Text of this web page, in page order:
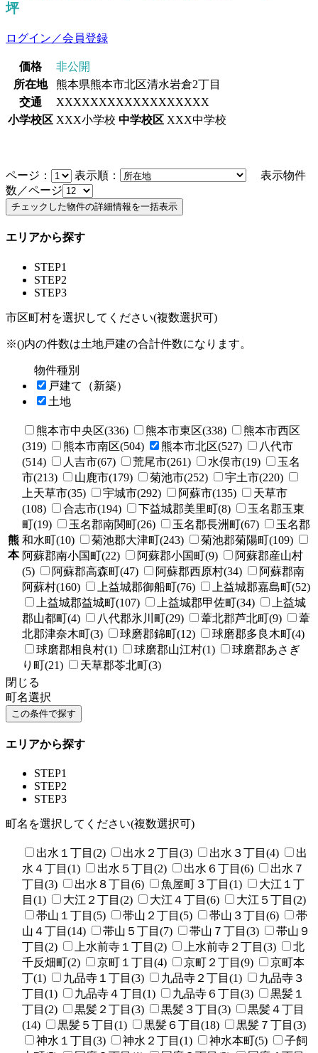
坪
ログイン／会員登録
価格
非公開
所在地
熊本県熊本市北区清水岩倉2丁目
交通
XXXXXXXXXXXXXXXXXX
小学校区 XXX小学校 中学校区 XXX中学校
ページ： 表示順：
表示物件
数／ページ
エリアから探す
STEP1
STEP2
STEP3
市区町村を選択してください(複数選択可)
※()内の件数は土地戸建の合計件数になります。
物件種別
戸建て（新築）
土地
熊
本
熊本市中央区(336) 熊本市東区(338)
熊本市西区
(319)
熊本市南区(504) 熊本市北区(527)
八代市
(514)
人吉市(67) 荒尾市(261) 水俣市(19)
玉名
市(213)
山鹿市(179) 菊池市(252)
宇土市(220)
上天草市(35)
宇城市(292) 阿蘇市(135)
天草市
(108)
合志市(194) 下益城郡美里町(8)
玉名郡玉東
町(19)
玉名郡南関町(26) 玉名郡長洲町(67)
玉名郡
和水町(10)
菊池郡大津町(243)
菊池郡菊陽町(109)
阿蘇郡南小国町(22)
阿蘇郡小国町(9)
阿蘇郡産山村
(5)
阿蘇郡高森町(47) 阿蘇郡西原村(34)
阿蘇郡南
阿蘇村(160)
上益城郡御船町(76)
上益城郡嘉島町(52)
上益城郡益城町(107)
上益城郡甲佐町(34)
上益城
郡山都町(4)
八代郡氷川町(29) 葦北郡芦北町(9)
葦
北郡津奈木町(3)
球磨郡錦町(12)
球磨郡多良木町(4)
球磨郡相良村(1)
球磨郡山江村(1)
球磨郡あさぎ
り町(21)
天草郡苓北町(3)
閉じる
町名選択
エリアから探す
STEP1
STEP2
STEP3
町名を選択してください(複数選択可)
出水１丁目(2) 出水２丁目(3) 出水３丁目(4)
出
水４丁目(1)
出水５丁目(2) 出水６丁目(6)
出水７
丁目(3)
出水８丁目(6) 魚屋町３丁目(1)
大江１丁
目(1)
大江２丁目(2) 大江４丁目(6)
大江５丁目(2)
帯山１丁目(5)
帯山２丁目(5) 帯山３丁目(6)
帯
山４丁目(14)
帯山５丁目(7) 帯山７丁目(3)
帯山９
丁目(2)
上水前寺１丁目(2) 上水前寺２丁目(3)
北
千反畑町(2)
京町１丁目(4) 京町２丁目(9)
京町本
丁(1)
九品寺１丁目(3) 九品寺２丁目(1)
九品寺３
丁目(1)
九品寺４丁目(1) 九品寺６丁目(3)
黒髪１
丁目(2)
黒髪２丁目(3) 黒髪３丁目(3)
黒髪４丁目
(14)
黒髪５丁目(1) 黒髪６丁目(18)
黒髪７丁目(3)
神水１丁目(3)
神水２丁目(1) 神水本町(5)
子飼